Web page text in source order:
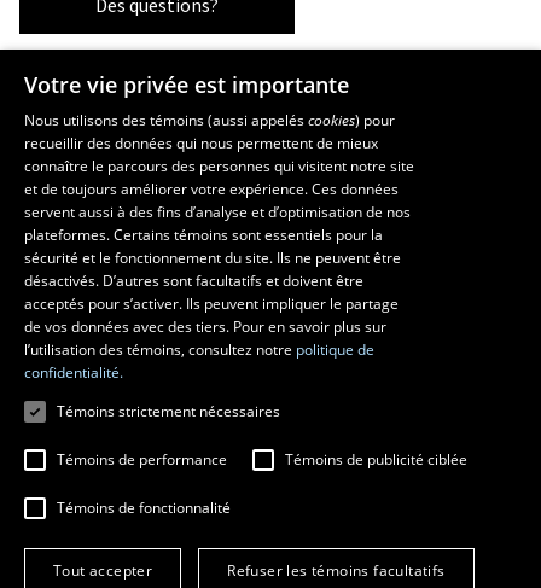
Les écoles et la recherche
École supérieure d’aménagement du territoire et de développement
régional
École d’architecture
École d’art
École de design
Centre de recherche en aménagement et développement
© 2026 Université Laval
Tous droits réservés
Conditions générales d'utilisation
Votre vie privée est importante
Nous utilisons des témoins (aussi appeléscookies) pour
recueillir des données qui nous permettent de mieux
connaître le parcours des personnes qui visitent notre site
et de toujours améliorer votre expérience. Ces données
servent aussi à des fins d’analyse et d’optimisation de nos
plateformes. Certains témoins sont essentiels pour la
sécurité et le fonctionnement du site. Ils ne peuvent être
désactivés. D’autres sont facultatifs et doivent être
acceptés pour s’activer. Ils peuvent impliquer le partage
de vos données avec des tiers. Pour en savoir plus sur
l’utilisation des témoins, consultez notre politique de
confidentialité.
Témoins strictement nécessaires
Témoins de performance Témoins de publicité ciblée
Témoins de fonctionnalité
Tout accepter Refuser les témoins facultatifs